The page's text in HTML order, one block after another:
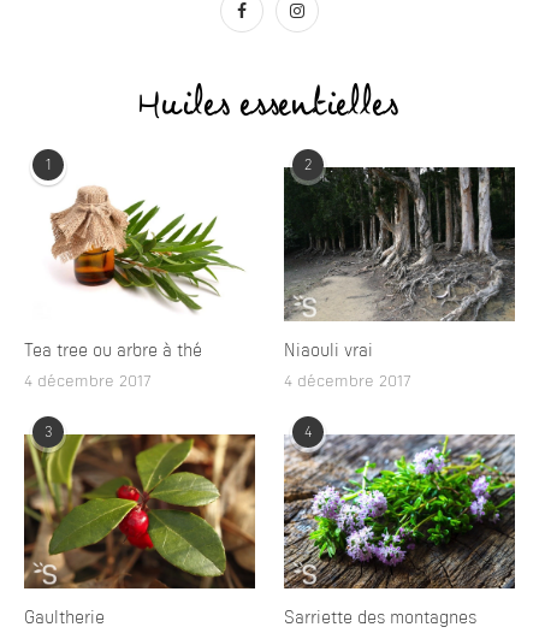
Huiles essentielles
1
Tea tree ou arbre à thé
4 décembre 2017
2
Niaouli vrai
4 décembre 2017
3
Gaultherie
4
Sarriette des montagnes